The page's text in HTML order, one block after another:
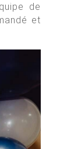
de
et